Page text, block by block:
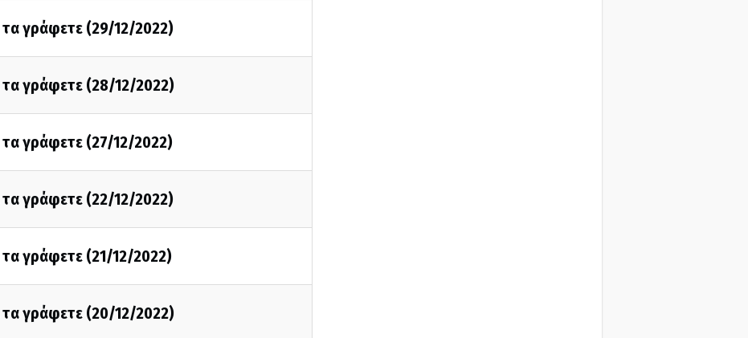
τα γράφετε (29/12/2022)
τα γράφετε (28/12/2022)
τα γράφετε (27/12/2022)
τα γράφετε (22/12/2022)
τα γράφετε (21/12/2022)
τα γράφετε (20/12/2022)